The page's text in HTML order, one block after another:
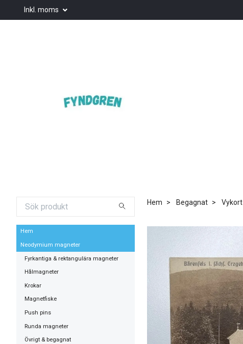
Inkl. moms
Hem
Neodymium magneter
Fyrkantiga & rektangulära magneter
Hålmagneter
Krokar
Magnetfiske
Push pins
Runda magneter
Övrigt & begagnat
Hem Begagnat Vykort